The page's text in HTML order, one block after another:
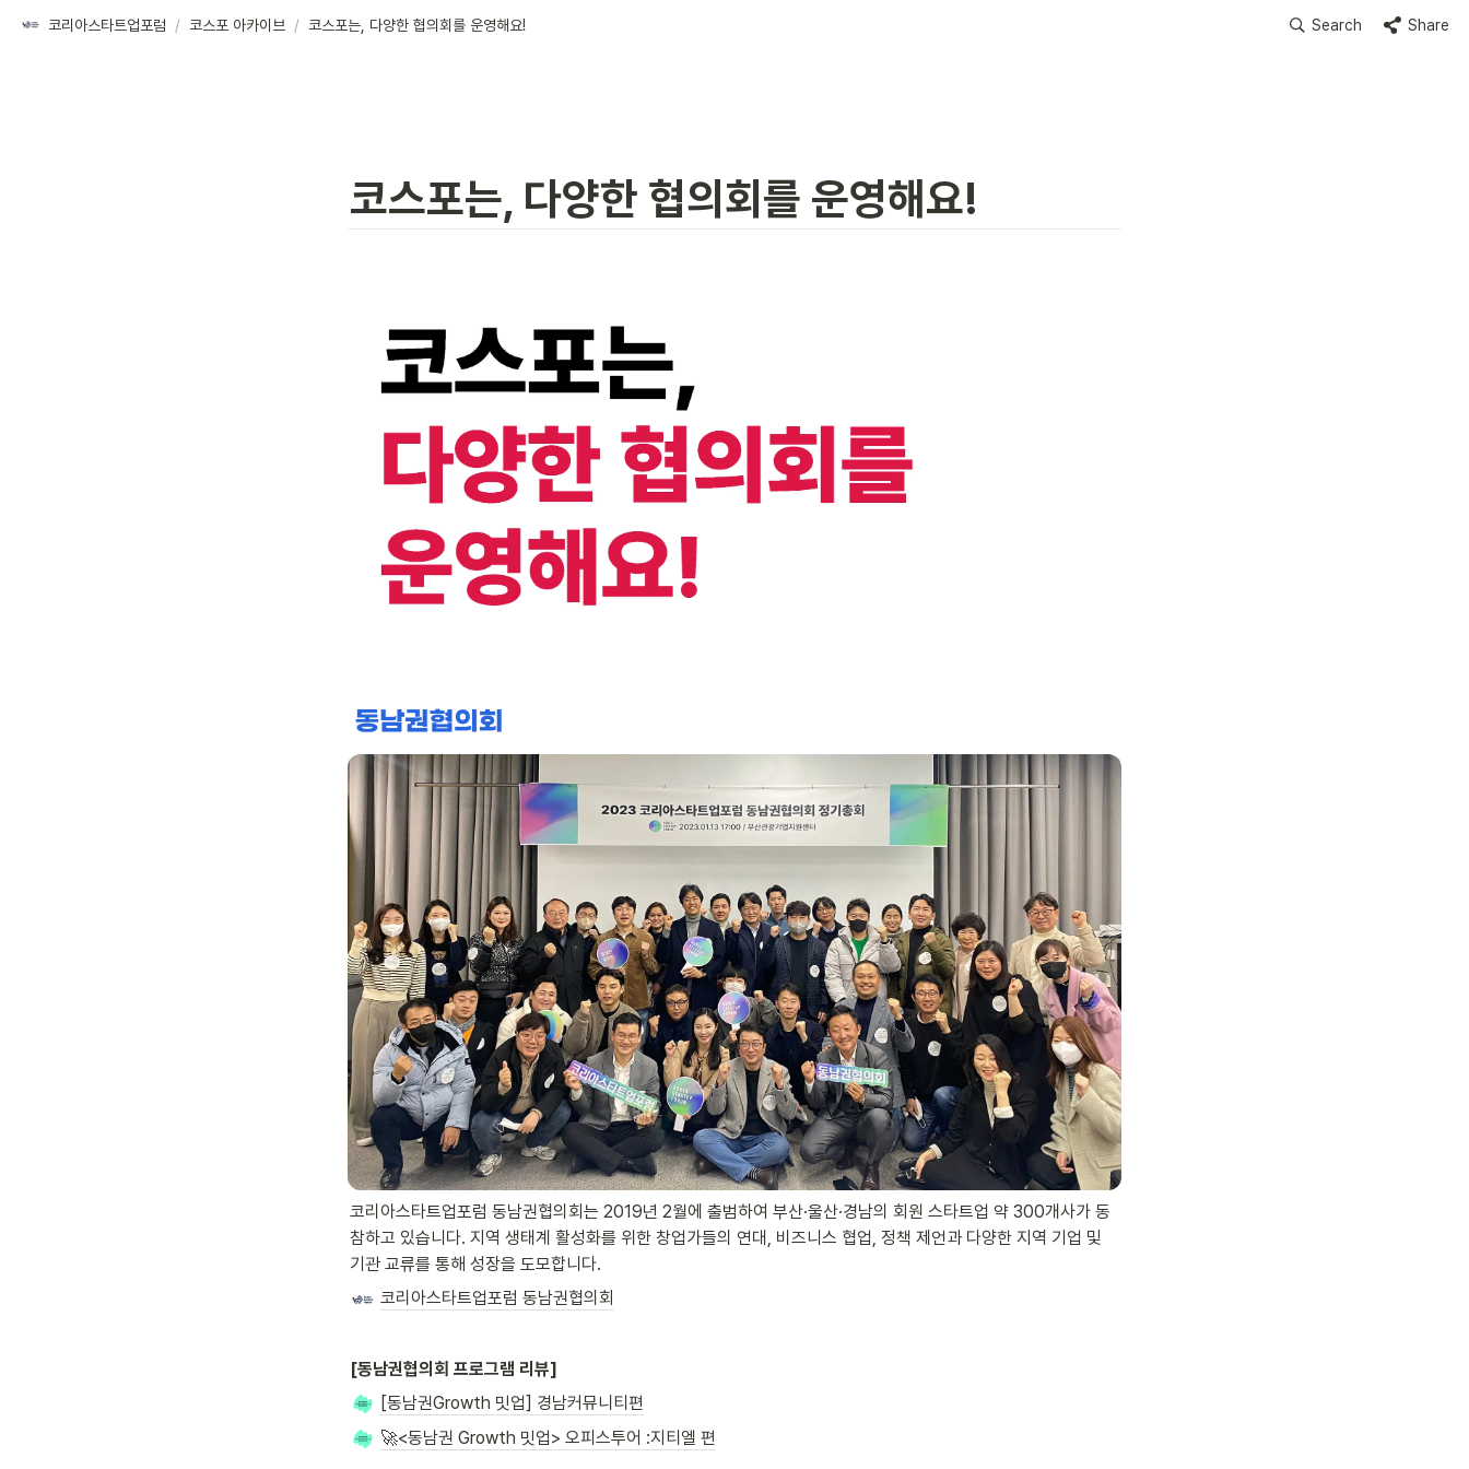
코리아스타트업포럼 / 코스포 아카이브 / 코스포는, 다양한 협의회를 운영해요! Search Share
코스포는, 다양한 협의회를 운영해요!
코리아스타트업포럼 동남권협의회는 2019년 2월에 출범하여 부산·울산·경남의 회원 스타트업 약 300개사가 동
참하고 있습니다. 지역 생태계 활성화를 위한 창업가들의 연대, 비즈니스 협업, 정책 제언과 다양한 지역 기업 및
기관 교류를 통해 성장을 도모합니다.
코리아스타트업포럼 동남권협의회
[동남권협의회 프로그램 리뷰]
[동남권Growth 밋업] 경남커뮤니티편
🚀<동남권 Growth 밋업> 오피스투어 :지티엘 편